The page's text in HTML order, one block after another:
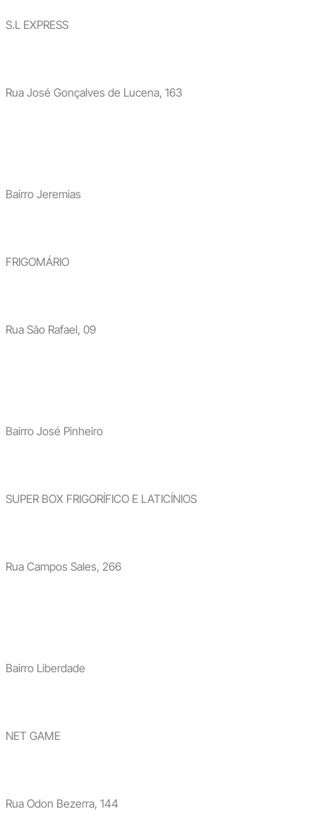
S.L EXPRESS
Rua José Gonçalves de Lucena, 163
Bairro Jeremias
FRIGOMÁRIO
Rua São Rafael, 09
Bairro José Pinheiro
SUPER BOX FRIGORÍFICO E LATICÍNIOS
Rua Campos Sales, 266
Bairro Liberdade
NET GAME
Rua Odon Bezerra, 144